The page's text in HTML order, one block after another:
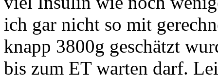
ich gar nicht so mit
knapp 3800g geschätzt
bis zum ET warten darf.